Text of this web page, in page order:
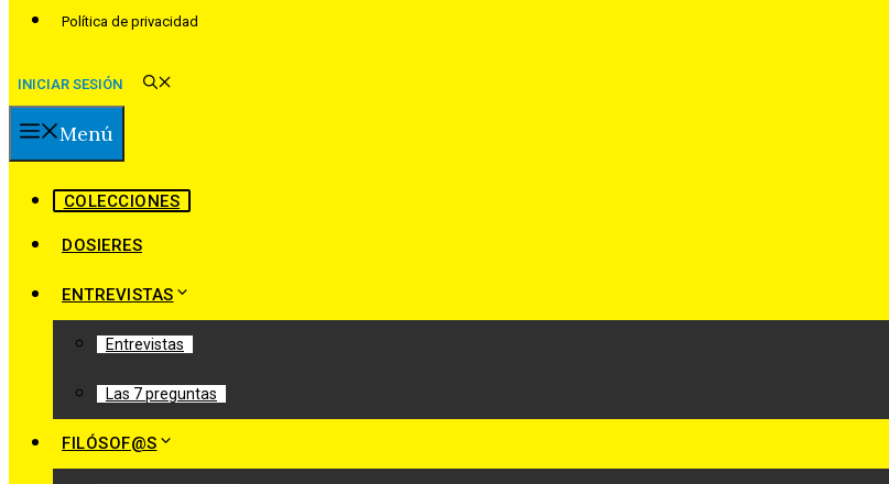
Política de privacidad
INICIAR SESIÓN
Menú
COLECCIONES
DOSIERES
ENTREVISTAS
Entrevistas
Las 7 preguntas
FILÓSOF@S